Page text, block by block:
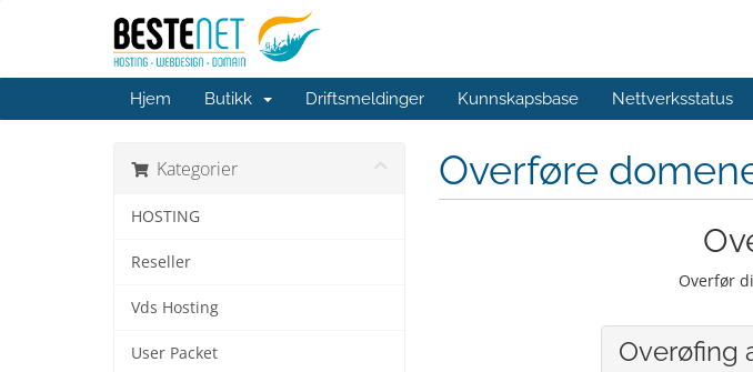
Hjem Butikk Driftsmeldinger Kunnskapsbase Nettverksstatus
Kategorier
HOSTING
Reseller
Vds Hosting
User Packet
Overføre
Overfør
Overøfing